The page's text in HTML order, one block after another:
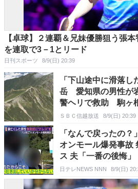
【卓球】２連覇＆兄妹優勝狙う張
を連取で3－1とリード
日刊スポーツ 8/9(日) 20:39
「下山途中に滑落し
岳 愛知県の男性が
警ヘリで救助 駒ヶ
野
ＳＢＣ信越放送 8/9(日) 20:39
「なんで戻ったの
オンモール爆発事故
ス 夫「一番の後悔」
日テレNEWS NNN 8/9(日)